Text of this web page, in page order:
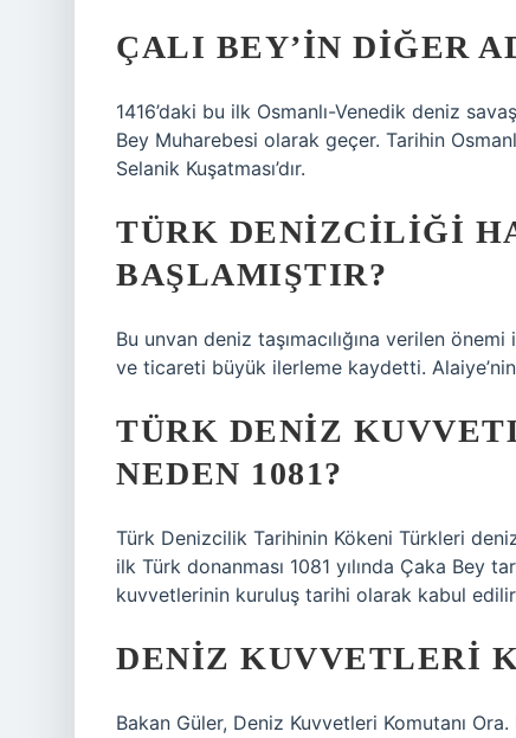
ÇALI BEY’IN DIĞER
1416’daki bu ilk Osmanlı-Venedik deniz
Bey Muharebesi olarak geçer. Tarihin
Selanik Kuşatması’dır.
TÜRK DENIZCILIĞI
BAŞLAMIŞTIR?
Bu unvan deniz taşımacılığına verilen
ve ticareti büyük ilerleme kaydetti.
TÜRK DENIZ
NEDEN 1081?
Türk Denizcilik Tarihinin Kökeni Türkleri
ilk Türk donanması 1081 yılında Çaka Bey
kuvvetlerinin kuruluş tarihi olarak kabul
DENIZ KUVVETLERI
Bakan Güler, Deniz Kuvvetleri Komutanı